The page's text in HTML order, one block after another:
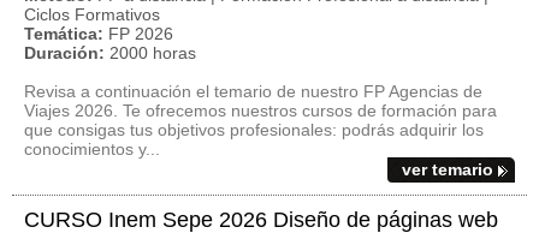
Ciclos Formativos
Temática: FP 2026
Duración: 2000 horas
Revisa a continuación el temario de nuestro FP Agencias de
Viajes 2026. Te ofrecemos nuestros cursos de formación para
que consigas tus objetivos profesionales: podrás adquirir los
conocimientos y...
ver temario
CURSO Inem Sepe 2026 Diseño de páginas web